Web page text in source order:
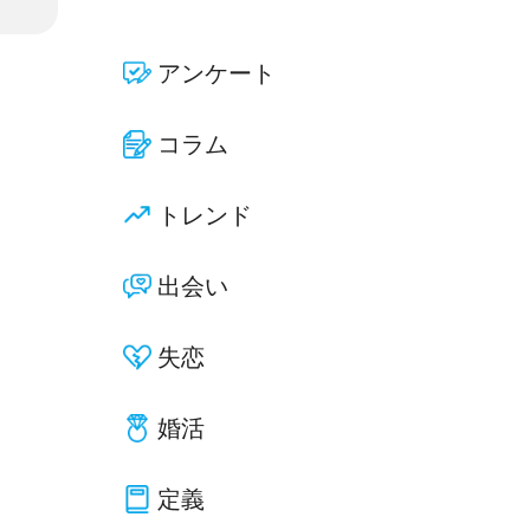
アンケート
コラム
トレンド
出会い
失恋
婚活
定義